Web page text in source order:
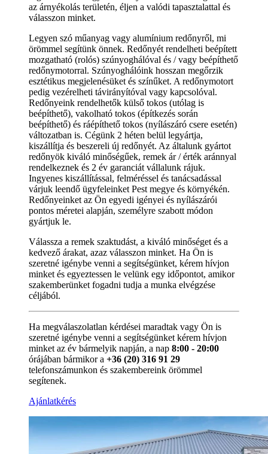
az árnyékolás területén, éljen a valódi tapasztalattal és
válasszon minket.
Legyen szó műanyag vagy alumínium redőnyről, mi
örömmel segítünk önnek. Redőnyét rendelheti beépített
mozgatható (rolós) szúnyoghálóval és / vagy beépíthető
redőnymotorral. Szúnyoghálóink hosszan megőrzik
esztétikus megjelenésüket és színűket. A redőnymotort
pedig vezérelheti távirányítóval vagy kapcsolóval.
Redőnyeink rendelhetők külső tokos (utólag is
beépíthető), vakolható tokos (építkezés során
beépíthető) és ráépíthető tokos (nyílászáró csere esetén)
változatban is. Cégünk 2 héten belül legyártja,
kiszállítja és beszereli új redőnyét. Az általunk gyártot
redőnyök kiváló minőségűek, remek ár / érték aránnyal
rendelkeznek és 2 év garanciát vállalunk rájuk.
Ingyenes kiszállítással, felméréssel és tanácsadással
várjuk leendő ügyfeleinket Pest megye és környékén.
Redőnyeinket az Ön egyedi igényei és nyílászárói
pontos méretei alapján, személyre szabott módon
gyártjuk le.
Válassza a remek szaktudást, a kiváló minőséget és a
kedvező árakat, azaz válasszon minket. Ha Ön is
szeretné igénybe venni a segítségünket, kérem hívjon
minket és egyeztessen le velünk egy időpontot, amikor
szakemberünket fogadni tudja a munka elvégzése
céljából.
Ha megválaszolatlan kérdései maradtak vagy Ön is
szeretné igénybe venni a segítségünket kérem hívjon
minket az év bármelyik napján, a nap 8:00 - 20:00
órájában bármikor a +36 (20) 316 91 29
telefonszámunkon és szakembereink örömmel
segítenek.
Ajánlatkérés